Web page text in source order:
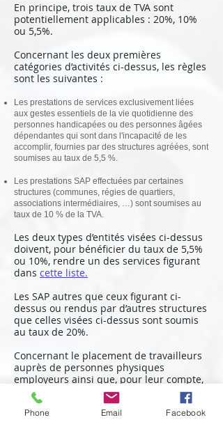
En principe, trois taux de TVA sont
potentiellement applicables : 20%, 10%
ou 5,5%.
Concernant les deux premières
catégories d’activités ci-dessus, les règles
sont les suivantes :
Les prestations de services exclusivement liées
aux gestes essentiels de la vie quotidienne des
personnes handicapées ou des personnes âgées
dépendantes qui sont dans l'incapacité de les
accomplir, fournies par des structures agréées, sont
soumises au taux de 5,5 %.
Les prestations SAP effectuées par certaines
structures (communes, régies de quartiers,
associations intermédiaires, …) sont soumises au
taux de 10 % de la TVA.
Les deux types d’entités visées ci-dessus
doivent, pour bénéficier du taux de 5,5%
ou 10%, rendre un des services figurant
dans cette liste.
Les SAP autres que ceux figurant ci-
dessus ou rendus par d’autres structures
que celles visées ci-dessus sont soumis
au taux de 20%.
Concernant le placement de travailleurs
auprès de personnes physiques
employeurs ainsi que, pour leur compte,
l’accomplissement des formalités
administratives, des déclarations sociales
et fiscales liées à l’emploi de ces
Phone Email Facebook